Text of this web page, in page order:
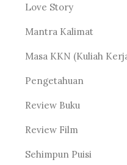
Love Story
Mantra Kalimat
Masa KKN (Kuliah
Pengetahuan
Review Buku
Review Film
Sehimpun Puisi